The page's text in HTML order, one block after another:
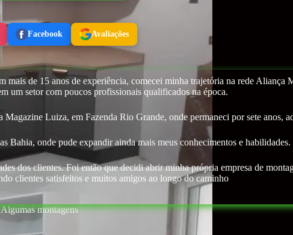
Facebook Avaliações
mais de 15 anos de experiência, comecei minha trajetória na rede Aliança
um setor com poucos profissionais qualificados na época.
Luiza, em Fazenda Rio Grande, onde permaneci por sete anos,
Bahia, onde pude expandir ainda mais meus conhecimentos e habilidades.
dos clientes. Foi então que decidi abrir minha própria empresa de
clientes satisfeitos e muitos amigos ao longo do caminho
Algumas montagens